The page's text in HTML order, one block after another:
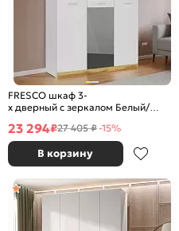
FRESCO шкаф 3-
х дверный с зеркалом Белый/
23 294₽27 405 ₽-15%
В корзину